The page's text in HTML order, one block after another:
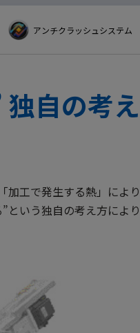
アンチクラッシュシステム
自の考
工で発生する熱」によ
いう独自の考え方に